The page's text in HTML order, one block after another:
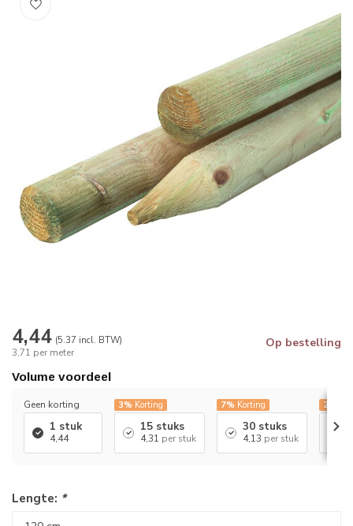
4,44 (5.37 incl. BTW)
3,71 per meter
Op bestelling
Volume voordeel
Geen korting
1 stuk
4,44
3% Korting
15 stuks
4,31 per stuk
7% Korting
30 stuks
4,13 per stuk
25%
Lengte: *